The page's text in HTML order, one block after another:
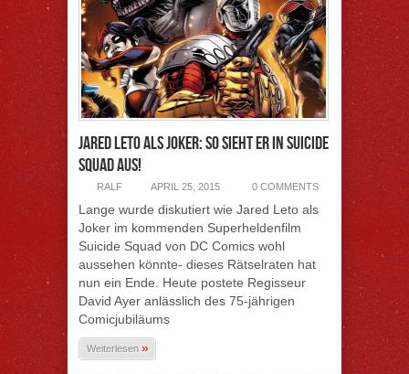
Jared Leto als Joker: So sieht er in Suicide
Squad aus!
RALF APRIL 25, 2015 0 COMMENTS
Lange wurde diskutiert wie Jared Leto als
Joker im kommenden Superheldenfilm
Suicide Squad von DC Comics wohl
aussehen könnte- dieses Rätselraten hat
nun ein Ende. Heute postete Regisseur
David Ayer anlässlich des 75-jährigen
Comicjubiläums
Weiterlesen »